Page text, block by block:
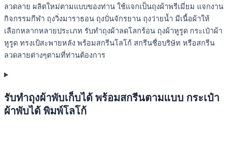
ลวดลาย ผลิตใหม่ตามแบบของท่าน ใช้แจกเป็นถุงผ้าพรีเมี่ยม แจกงาน
กิจกรรมกีฬา ถุงวิ่งมาราธอน ถุงปั่นจักรยาน ถุงว่ายน้ำ มีเนื้อผ้าให้
เลือกหลากหลายประเภท รับทำถุงผ้าลดโลกร้อน ถุงผ้าหูรูด กระเป๋าผ้า
หูรูด ทรงเป้สะพายหลัง พร้อมสกรีนโลโก้ สกรีนชื่อบริษัท หรือสกรีน
ลวดลายต่างๆตามที่ท่านต้องการ
รับทำถุงผ้าพับเก็บได้ พร้อมสกรีนตามแบบ กระเป๋า
ผ้าพับได้ พิมพ์โลโก้